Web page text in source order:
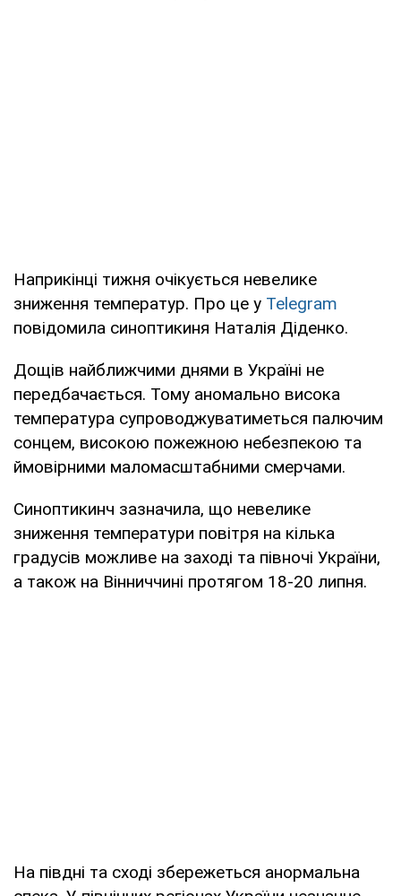
Наприкінці тижня очікується невелике
зниження температур. Про це у Telegram
повідомила синоптикиня Наталія Діденко.
Дощів найближчими днями в Україні не
передбачається. Тому аномально висока
температура супроводжуватиметься палючим
сонцем, високою пожежною небезпекою та
ймовірними маломасштабними смерчами.
Синоптикинч зазначила, що невелике
зниження температури повітря на кілька
градусів можливе на заході та півночі України,
а також на Вінниччині протягом 18-20 липня.
На півдні та сході збережеться анормальна